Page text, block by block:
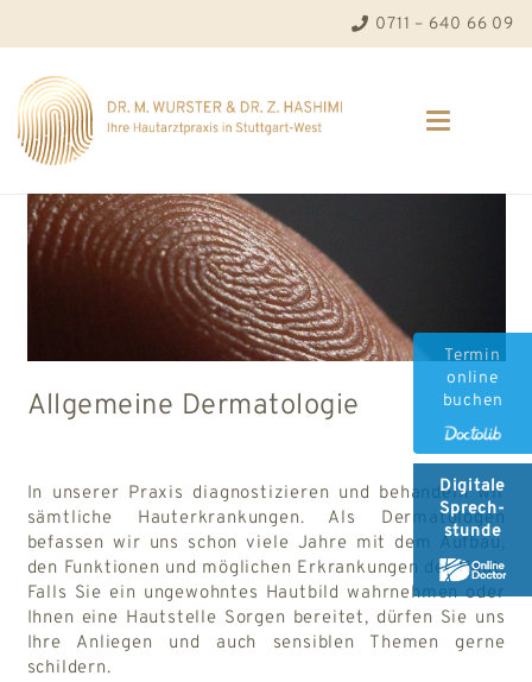
0711 – 640 66 09
Termin
online
buchen
Digitale
Sprech-
stunde
Allgemeine Dermatologie
In unserer Praxis diagnostizieren und behandeln wir
sämtliche Hauterkrankungen. Als Dermatologen
befassen wir uns schon viele Jahre mit dem Aufbau,
den Funktionen und möglichen Erkrankungen der Haut.
Falls Sie ein ungewohntes Hautbild wahrnehmen oder
Ihnen eine Hautstelle Sorgen bereitet, dürfen Sie uns
Ihre Anliegen und auch sensiblen Themen gerne
schildern.